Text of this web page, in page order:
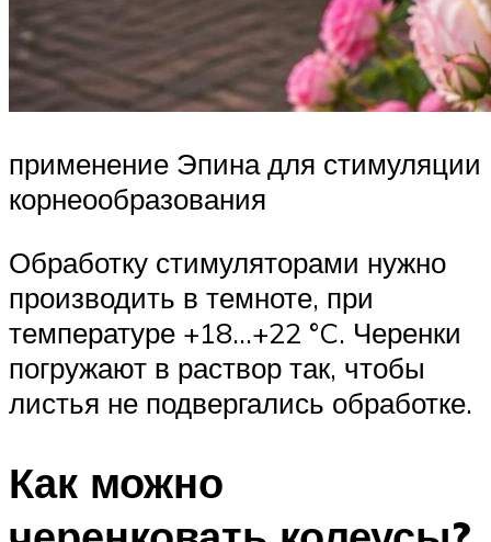
применение Эпина для стимуляции
корнеообразования
Обработку стимуляторами нужно
производить в темноте, при
температуре +18…+22 °C. Черенки
погружают в раствор так, чтобы
листья не подвергались обработке.
Как можно